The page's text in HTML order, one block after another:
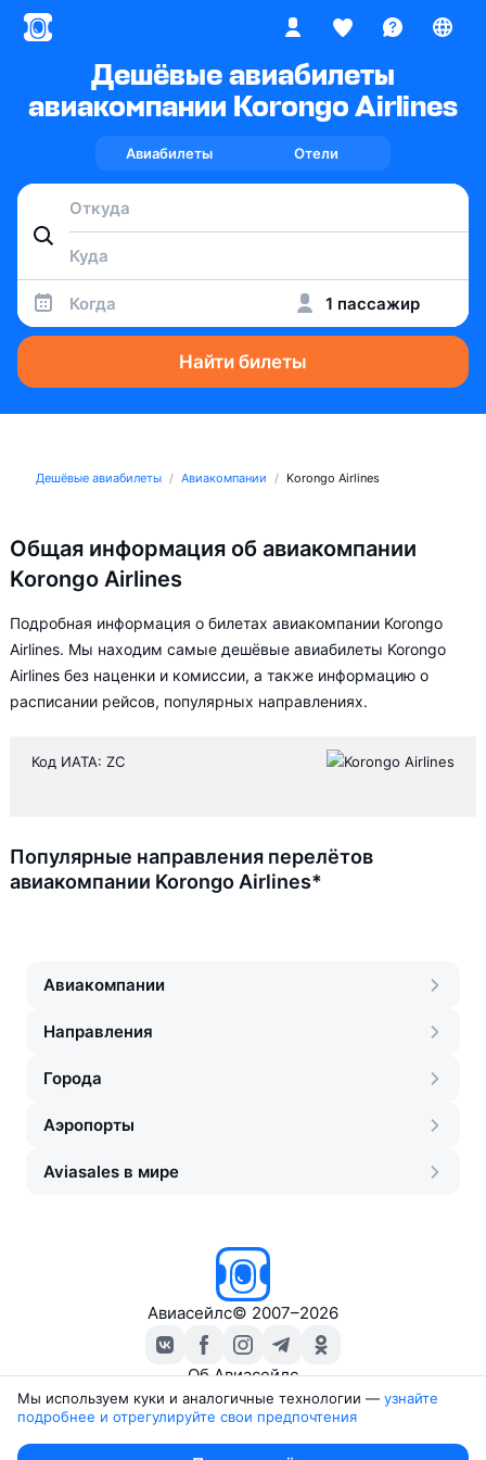
Дешёвые авиабилеты
авиакомпании Korongo Airlines
Авиабилеты Отели
Когда 1 пассажир
Найти билеты
Дешёвые авиабилеты Авиакомпании Korongo Airlines
Общая информация об авиакомпании
Korongo Airlines
Подробная информация о билетах авиакомпании Korongo
Airlines. Мы находим самые дешёвые авиабилеты Korongo
Airlines без наценки и комиссии, а также информацию о
расписании рейсов, популярных направлениях.
Код ИАТА: ZC
Популярные направления перелётов
авиакомпании Korongo Airlines*
Авиакомпании
Направления
Города
Аэропорты
Aviasales в мире
Авиасейлс© 2007–2026
Об Авиасейлс
Пресс‑центр
Travelpayouts
Мы используем куки и аналогичные технологии — узнайте
подробнее и отрегулируйте свои предпочтения